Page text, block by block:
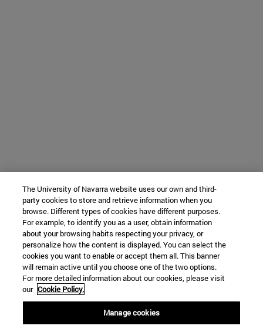
The University of Navarra website uses our own and third-
party cookies to store and retrieve information when you
browse. Different types of cookies have different purposes.
For example, to identify you as a user, obtain information
about your browsing habits respecting your privacy, or
personalize how the content is displayed. You can select the
cookies you want to enable or accept them all. This banner
will remain active until you choose one of the two options.
For more detailed information about our cookies, please visit
our Cookie Policy.
Manage cookies